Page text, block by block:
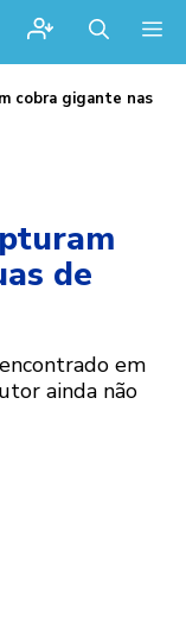
cobra gigante nas
de
em
ainda não